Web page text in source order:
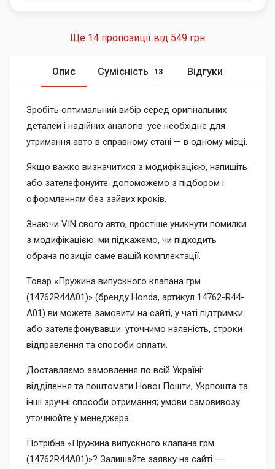
Ще 14 пропозиції від 549 грн
Опис Сумісність 13 Відгуки
Зробіть оптимальний вибір серед оригінальних
деталей і надійних аналогів: усе необхідне для
утримання авто в справному стані — в одному місці.
Якщо важко визначитися з модифікацією, напишіть
або зателефонуйте: допоможемо з підбором і
оформленням без зайвих кроків.
Знаючи VIN свого авто, простіше уникнути помилки
з модифікацією: ми підкажемо, чи підходить
обрана позиція саме вашій комплектації.
Товар «Пружина випускного клапана грм
(14762R44A01)» (бренду Honda, артикул 14762-R44-
A01) ви можете замовити на сайті, у чаті підтримки
або зателефонувавши: уточнимо наявність, строки
відправлення та способи оплати.
Доставляємо замовлення по всій Україні:
відділення та поштомати Нової Пошти, Укрпошта та
інші зручні способи отримання; умови самовивозу
уточнюйте у менеджера.
Потрібна «Пружина випускного клапана грм
(14762R44A01)»? Залишайте заявку на сайті —